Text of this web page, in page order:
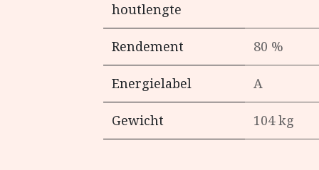
houtlengte
Rendement 80 %
Energielabel A
Gewicht 104 kg